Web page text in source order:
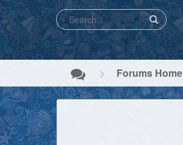
Forums Home